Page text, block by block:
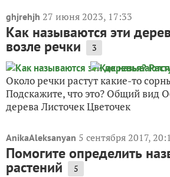
ghjrehjh 27 июня 2023, 17:33
Как называются эти
возле речки 3
Около речки растут какие-то
Подскажите, что это? Общий вид
дерева Листочек Цветочек
AnikaAleksanyan 5 сентября 2017,
Помогите определить
растений 5